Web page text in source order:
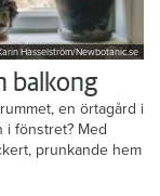
Hasselström/Newbotanic.se
balkong
en örtagård i
i fönstret? Med
prunkande hem